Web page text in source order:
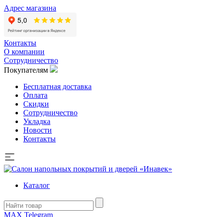
Адрес магазина
Контакты
О компании
Сотрудничество
Покупателям
Бесплатная доставка
Оплата
Скидки
Сотрудничество
Укладка
Новости
Контакты
Каталог
MAX Telegram